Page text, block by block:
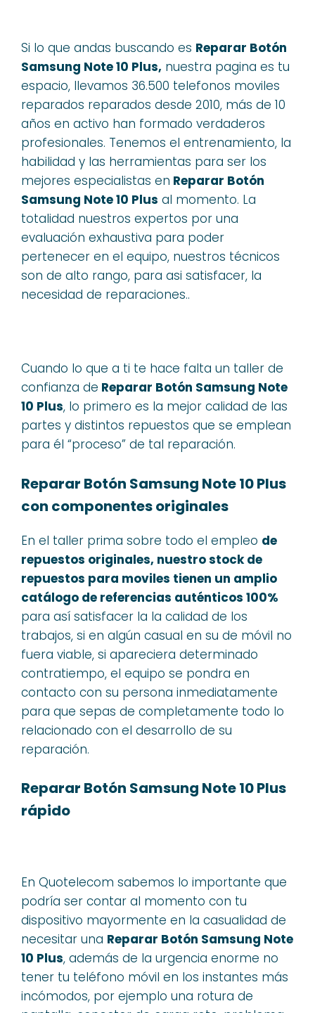
Si lo que andas buscando es Reparar Botón
Samsung Note 10 Plus, nuestra pagina es tu
espacio, llevamos 36.500 telefonos moviles
reparados reparados desde 2010, más de 10
años en activo han formado verdaderos
profesionales. Tenemos el entrenamiento, la
habilidad y las herramientas para ser los
mejores especialistas en Reparar Botón
Samsung Note 10 Plus al momento. La
totalidad nuestros expertos por una
evaluación exhaustiva para poder
pertenecer en el equipo, nuestros técnicos
son de alto rango, para asi satisfacer, la
necesidad de reparaciones..
Cuando lo que a ti te hace falta un taller de
confianza de Reparar Botón Samsung Note
10 Plus, lo primero es la mejor calidad de las
partes y distintos repuestos que se emplean
para él “proceso” de tal reparación.
Reparar Botón Samsung Note 10 Plus
con componentes originales
En el taller prima sobre todo el empleo de
repuestos originales, nuestro stock de
repuestos para moviles tienen un amplio
catálogo de referencias auténticos 100%
para así satisfacer la la calidad de los
trabajos, si en algún casual en su de móvil no
fuera viable, si apareciera determinado
contratiempo, el equipo se pondra en
contacto con su persona inmediatamente
para que sepas de completamente todo lo
relacionado con el desarrollo de su
reparación.
Reparar Botón Samsung Note 10 Plus
rápido
En Quotelecom sabemos lo importante que
podría ser contar al momento con tu
dispositivo mayormente en la casualidad de
necesitar una Reparar Botón Samsung Note
10 Plus, además de la urgencia enorme no
tener tu teléfono móvil en los instantes más
incómodos, por ejemplo una rotura de